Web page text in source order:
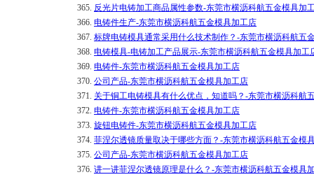
365. 反光片电铸加工商品属性参数-东莞市横沥科航五金模具加
366. 电铸件生产-东莞市横沥科航五金模具加工店
367. 标牌电铸模具通常采用什么技术制作？-东莞市横沥科航五
368. 电铸模具-电铸加工产品展示-东莞市横沥科航五金模具加工
369. 电铸件-东莞市横沥科航五金模具加工店
370. 公司产品-东莞市横沥科航五金模具加工店
371. 关于铜工电铸模具有什么优点，知道吗？-东莞市横沥科航
372. 电铸件-东莞市横沥科航五金模具加工店
373. 旋钮电铸件-东莞市横沥科航五金模具加工店
374. 菲涅尔透镜质量取决于哪些方面？-东莞市横沥科航五金模
375. 公司产品-东莞市横沥科航五金模具加工店
376. 讲一讲菲涅尔透镜原理是什么？-东莞市横沥科航五金模具